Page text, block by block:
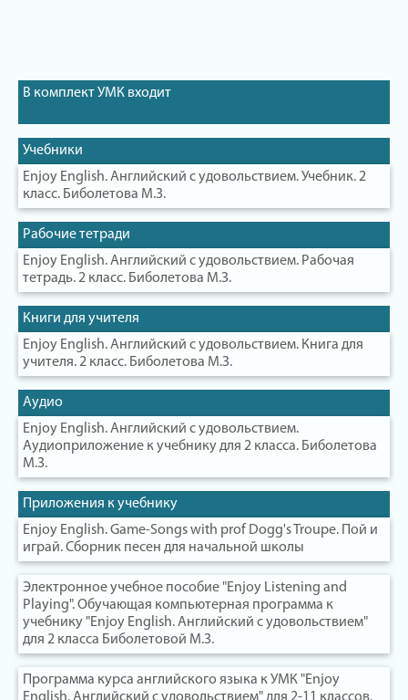
В комплект УМК входит
Учебники
Enjoy English. Английский с удовольствием. Учебник. 2
класс. Биболетова М.З.
Рабочие тетради
Enjoy English. Английский с удовольствием. Рабочая
тетрадь. 2 класс. Биболетова М.З.
Книги для учителя
Enjoy English. Английский с удовольствием. Книга для
учителя. 2 класс. Биболетова М.З.
Аудио
Enjoy English. Английский с удовольствием.
Аудиоприложение к учебнику для 2 класса. Биболетова
М.З.
Приложения к учебнику
Enjoy English. Game-Songs with prof Dogg's Troupe. Пой и
играй. Сборник песен для начальной школы
Электронное учебное пособие "Enjoy Listening and
Playing". Обучающая компьютерная программа к
учебнику "Enjoy English. Английский с удовольствием"
для 2 класса Биболетовой М.З.
Программа курса английского языка к УМК "Enjoy